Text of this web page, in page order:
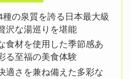
の泉質を誇る日本最大級
沢な湯巡りを堪能
食材を使用した季節感あ
る至福の美食体験
適さを兼ね備えた多彩な